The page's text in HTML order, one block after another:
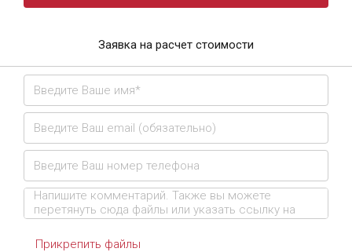
Заявка на расчет стоимости
Прикрепить файлы